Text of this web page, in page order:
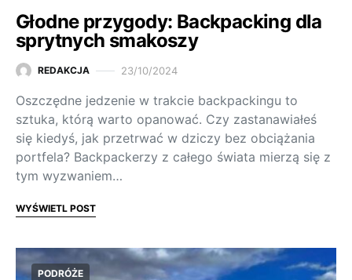
Głodne przygody: Backpacking dla
sprytnych smakoszy
REDAKCJA 23/10/2024
Oszczędne jedzenie w trakcie backpackingu to
sztuka, którą warto opanować. Czy zastanawiałeś
się kiedyś, jak przetrwać w dziczy bez obciążania
portfela? Backpackerzy z całego świata mierzą się z
tym wyzwaniem…
WYŚWIETL POST
PODRÓŻE